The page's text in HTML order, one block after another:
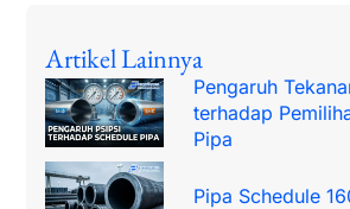
Artikel Lainnya
Pengaruh
terhadap
Pipa
Pipa Schedule